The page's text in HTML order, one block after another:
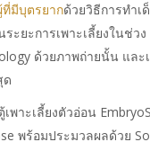
ที่มีบุตรยากด้วยวิธีการทำเ
ะยะการเพาะเลี้ยงในช่ว
ด้วยภาพถ่ายนั้น และ
ด
พาะเลี้ยงตัวอ่อน
พร้อมประมวลผลด้วย